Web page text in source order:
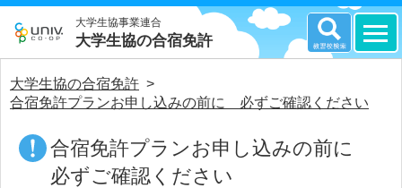
大学生協事業連合
大学生協の合宿免許
大学生協の合宿免許 >
合宿免許プランお申し込みの前に 必ずご確認ください
合宿免許プランお申し込みの前に
必ずご確認ください